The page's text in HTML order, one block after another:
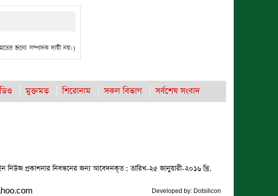
জন্যে সম্পাদক দায়ী নয়।)
মুক্তমত শিরোনাম সকল বিভাগ সর্বশেষ সংবাদ
নিউজ প্রকাশনার নিবন্ধনের জন্য আবেদনকৃত : তারিখ-২৫ জানুয়ারী-২০১৬ খ্রি.
Developed by: Dotsilicon